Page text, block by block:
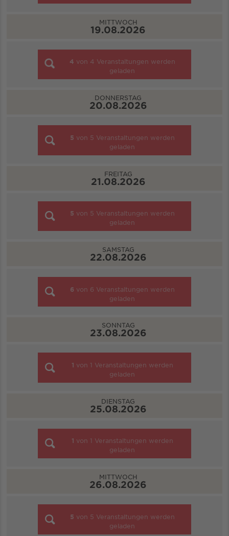
MITTWOCH
19.08.2026
4 von 4 Veranstaltungen werden
geladen
DONNERSTAG
20.08.2026
5 von 5 Veranstaltungen werden
geladen
FREITAG
21.08.2026
5 von 5 Veranstaltungen werden
geladen
SAMSTAG
22.08.2026
6 von 6 Veranstaltungen werden
geladen
SONNTAG
23.08.2026
1 von 1 Veranstaltungen werden
geladen
DIENSTAG
25.08.2026
1 von 1 Veranstaltungen werden
geladen
MITTWOCH
26.08.2026
5 von 5 Veranstaltungen werden
geladen